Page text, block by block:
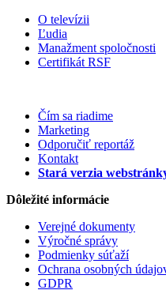
O televízii
Ľudia
Manažment spoločnosti
Certifikát RSF
Čím sa riadime
Marketing
Odporučiť reportáž
Kontakt
Stará verzia
Dôležité informácie
Verejné dokumenty
Výročné správy
Podmienky súťaží
Ochrana osobných
GDPR